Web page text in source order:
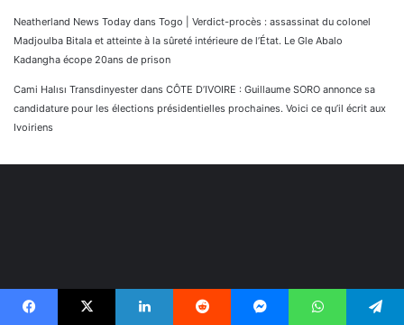
Neatherland News Today dans Togo | Verdict-procès : assassinat du colonel
Madjoulba Bitala et atteinte à la sûreté intérieure de l’État. Le Gle Abalo
Kadangha écope 20ans de prison
Cami Halısı Transdinyester dans CÔTE D’IVOIRE : Guillaume SORO annonce sa
candidature pour les élections présidentielles prochaines. Voici ce qu’il écrit aux
Ivoiriens